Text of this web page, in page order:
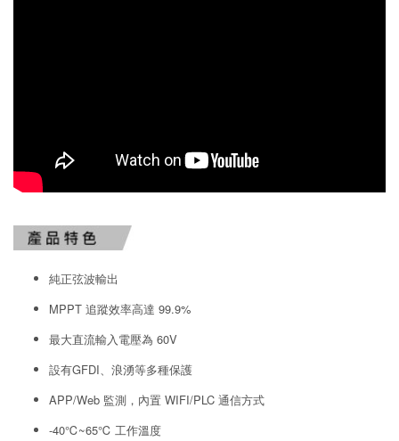
純正弦波輸出
MPPT 追蹤效率高達 99.9%
最大直流輸入電壓為 60V
設有GFDI、浪湧等多種保護
APP/Web 監測，內置 WIFI/PLC 通信方式
-40℃~65℃ 工作溫度